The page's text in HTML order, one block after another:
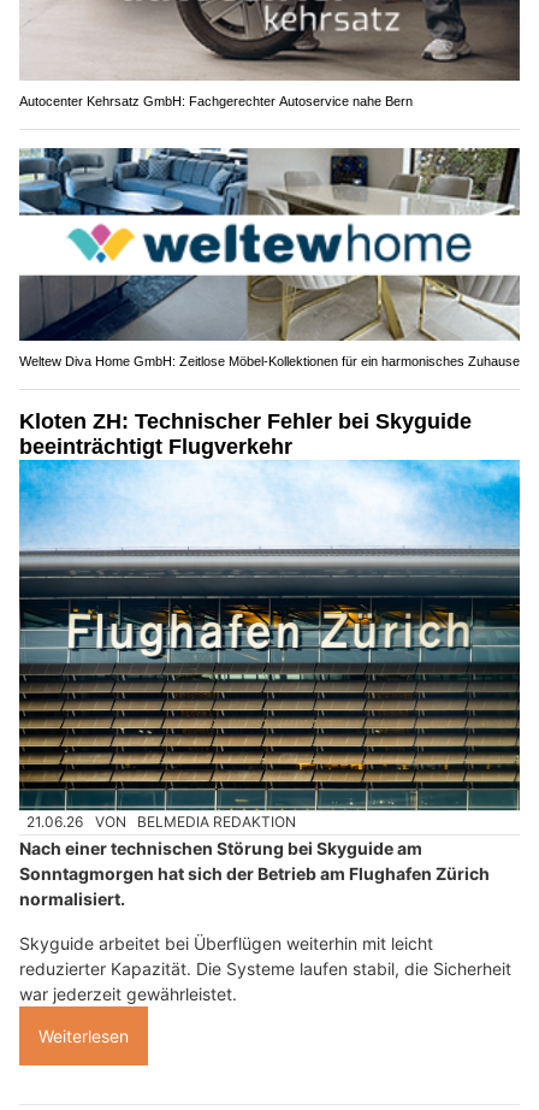
Autocenter Kehrsatz GmbH: Fachgerechter Autoservice nahe Bern
Weltew Diva Home GmbH: Zeitlose Möbel-Kollektionen für ein harmonisches Zuhause
Kloten ZH: Technischer Fehler bei Skyguide
beeinträchtigt Flugverkehr
21.06.26 VON BELMEDIA REDAKTION
Nach einer technischen Störung bei Skyguide am
Sonntagmorgen hat sich der Betrieb am Flughafen Zürich
normalisiert.
Skyguide arbeitet bei Überflügen weiterhin mit leicht
reduzierter Kapazität. Die Systeme laufen stabil, die Sicherheit
war jederzeit gewährleistet.
Weiterlesen